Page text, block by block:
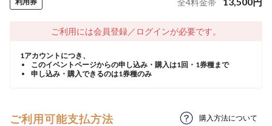
全4料金帯
ご利用には会員登録／ログインが必要です。
1アカウントにつき、
このイベントページからの申し込み・購入は1回・1券種まで
申し込み・購入できるのは1券種のみ
ご利用可能支払方法 購入方法について